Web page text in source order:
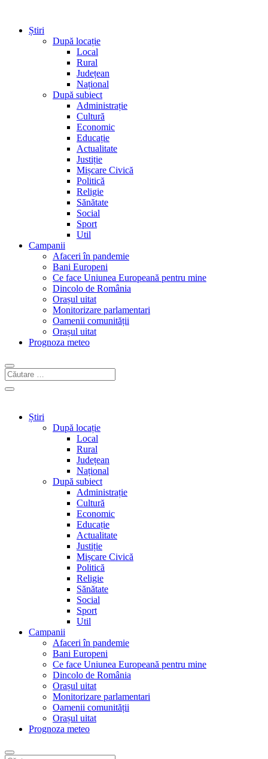
Știri
După locație
Local
Rural
Județean
Național
După subiect
Administrație
Cultură
Economic
Educație
Actualitate
Justiție
Mișcare Civică
Politică
Religie
Sănătate
Social
Sport
Util
Campanii
Afaceri în pandemie
Bani Europeni
Ce face Uniunea Europeană pentru mine
Dincolo de România
Orașul uitat
Monitorizare parlamentari
Oamenii comunității
Orașul uitat
Prognoza meteo
Știri
După locație
Local
Rural
Județean
Național
După subiect
Administrație
Cultură
Economic
Educație
Actualitate
Justiție
Mișcare Civică
Politică
Religie
Sănătate
Social
Sport
Util
Campanii
Afaceri în pandemie
Bani Europeni
Ce face Uniunea Europeană pentru mine
Dincolo de România
Orașul uitat
Monitorizare parlamentari
Oamenii comunității
Orașul uitat
Prognoza meteo